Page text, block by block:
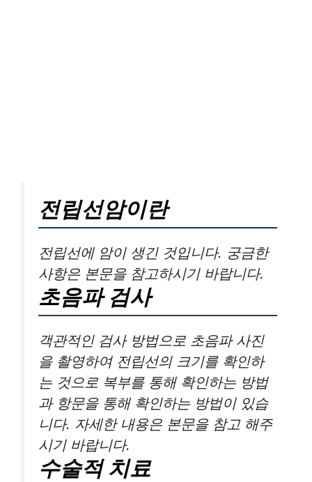
전립선암이란
전립선에 암이 생긴 것입니다. 궁금한
사항은 본문을 참고하시기 바랍니다.
초음파 검사
객관적인 검사 방법으로 초음파 사진
을 촬영하여 전립선의 크기를 확인하
는 것으로 복부를 통해 확인하는 방법
과 항문을 통해 확인하는 방법이 있습
니다. 자세한 내용은 본문을 참고 해주
시기 바랍니다.
수술적 치료